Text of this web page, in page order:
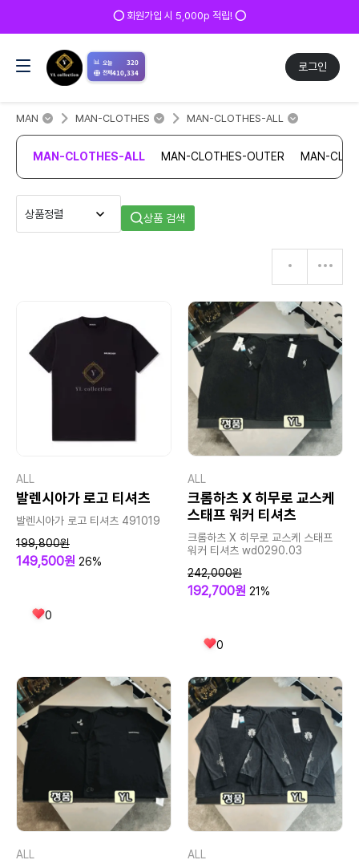
⭕ 회원가입 시 5,000p 적립! ⭕
로그인
📊 오늘 320
전체410,334
MAN MAN-CLOTHES MAN-CLOTHES-ALL
MAN-CLOTHES-ALL MAN-CLOTHES-OUTER MAN-
상품 검색
ALL
발렌시아가 로고 티셔츠
발렌시아가 로고 티셔츠 491019
199,800원
149,500원 26%
0
ALL
크롬하츠 X 히무로 교스케
스태프 워커 티셔츠
크롬하츠 X 히무로 교스케 스태프
워커 티셔츠 wd0290.03
242,000원
192,700원 21%
0
ALL ALL